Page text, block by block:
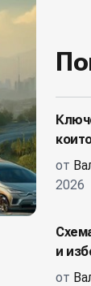
от
2026
и
от